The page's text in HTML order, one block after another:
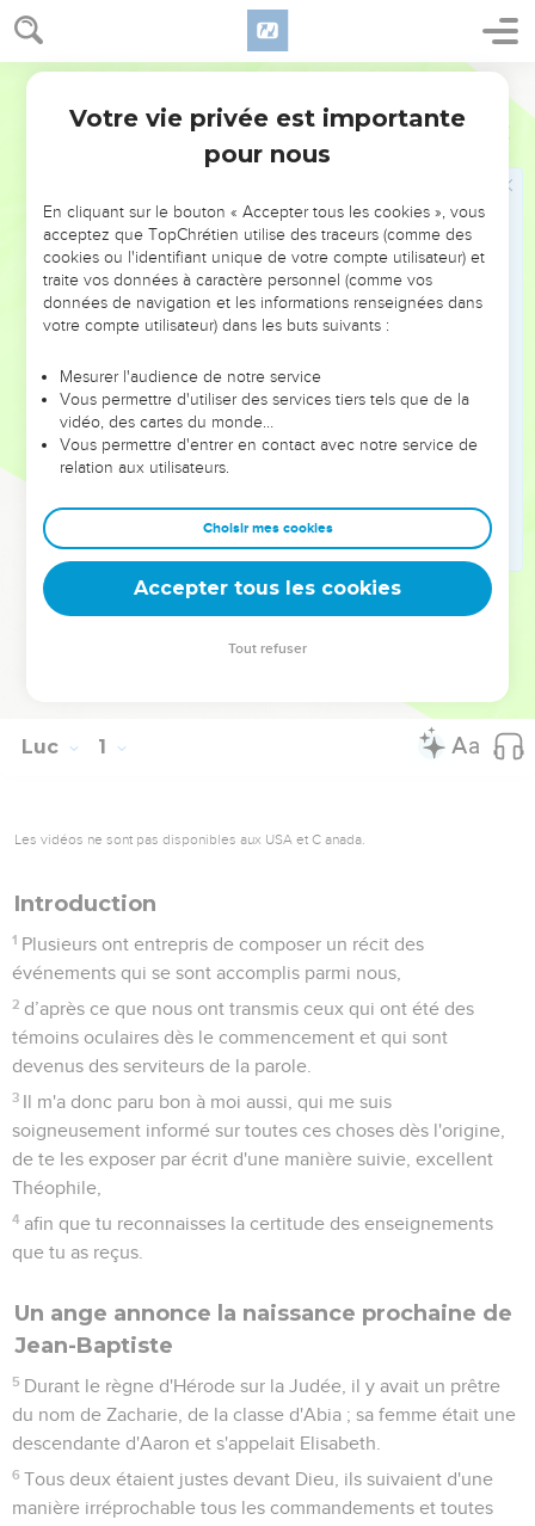
Introduction
trouve dans la bouche de Jésus de nombreux
avertissements aux riches de ce monde — « Si un homme
parvient à posséder le monde entier, à quoi cela lui sert-il
encouragements aux petits de ce monde — « Heureux, vous
qui êtes pauvres, car le *royaume de Dieu vous appartient !
Mais le salut passe par la croix ! En même temps qu’il
proclame le salut, Jésus se prépare à l’accomplir : il monte à
*Jérusalem où il va mourir. Dès le chapitre 9, on voit croître
l’opposition à son égard, qui culmine dans sa mise à mort
Le chapitre 24 relate le dernier et le principal événement
parmi tous ceux que les témoins oculaires ont transmis à
Luc : la résurrection. Jésus ressuscité apparaît aux *apôtres,
leur explique tout ce qui le concernait dans les Ecritures. Il
les envoie annoncer à tous les hommes qu’il est le Sauveur
permission. All rights reserved worldwide.
Luc 1
Les vidéos ne sont pas disponibles aux USA et C anada.
Introduction
1 Plusieurs ont entrepris de composer un récit des
événements qui se sont accomplis parmi nous,
2 d’après ce que nous ont transmis ceux qui ont été des
témoins oculaires dès le commencement et qui sont
devenus des serviteurs de la parole.
3 Il m'a donc paru bon à moi aussi, qui me suis
soigneusement informé sur toutes ces choses dès l'origine,
de te les exposer par écrit d'une manière suivie, excellent
Théophile,
4 afin que tu reconnaisses la certitude des enseignements
que tu as reçus.
Un ange annonce la naissance prochaine de
Jean-Baptiste
5 Durant le règne d'Hérode sur la Judée, il y avait un prêtre
du nom de Zacharie, de la classe d'Abia ; sa femme était une
descendante d'Aaron et s'appelait Elisabeth.
6 Tous deux étaient justes devant Dieu, ils suivaient d'une
manière irréprochable tous les commandements et toutes
Votre vie privée est importante
pour nous
En cliquant sur le bouton « Accepter tous les cookies », vous
acceptez que TopChrétien utilise des traceurs (comme des
cookies ou l'identifiant unique de votre compte utilisateur) et
traite vos données à caractère personnel (comme vos
données de navigation et les informations renseignées dans
votre compte utilisateur) dans les buts suivants :
Mesurer l'audience de notre service
Vous permettre d'utiliser des services tiers tels que de la
vidéo, des cartes du monde…
Vous permettre d'entrer en contact avec notre service de
relation aux utilisateurs.
Choisir mes cookies
Accepter tous les cookies
Tout refuser